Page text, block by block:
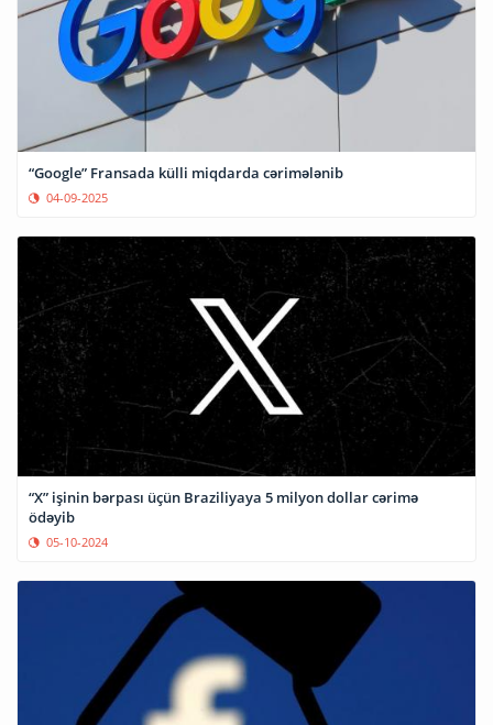
“Google” Fransada külli miqdarda cərimələnib
04-09-2025
“X” işinin bərpası üçün Braziliyaya 5 milyon dollar cərimə
ödəyib
05-10-2024